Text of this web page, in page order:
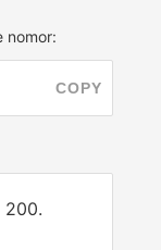
nomor:
COPY
200.